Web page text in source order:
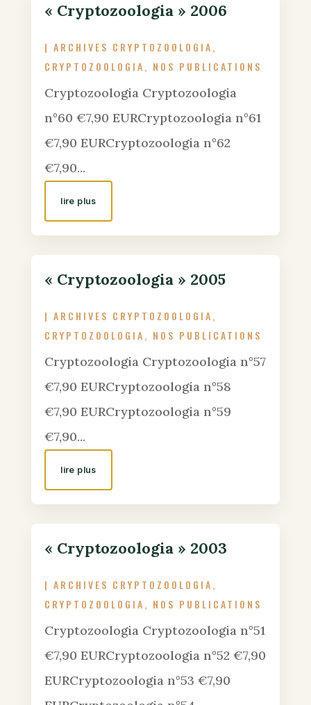
« Cryptozoologia » 2006
| ARCHIVES CRYPTOZOOLOGIA,
CRYPTOZOOLOGIA, NOS PUBLICATIONS
Cryptozoologia Cryptozoologia
n°60 €7,90 EURCryptozoologia n°61
€7,90 EURCryptozoologia n°62
€7,90...
lire plus
« Cryptozoologia » 2005
| ARCHIVES CRYPTOZOOLOGIA,
CRYPTOZOOLOGIA, NOS PUBLICATIONS
Cryptozoologia Cryptozoologia n°57
€7,90 EURCryptozoologia n°58
€7,90 EURCryptozoologia n°59
€7,90...
lire plus
« Cryptozoologia » 2003
| ARCHIVES CRYPTOZOOLOGIA,
CRYPTOZOOLOGIA, NOS PUBLICATIONS
Cryptozoologia Cryptozoologia n°51
€7,90 EURCryptozoologia n°52 €7,90
EURCryptozoologia n°53 €7,90